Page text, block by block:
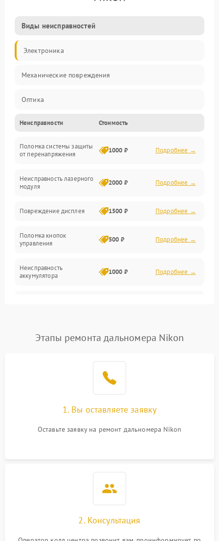
Виды неисправностей
Электроника
Механические повреждения
Оптика
Неисправности Стоимость
Поломка системы защиты
от перенапряжения
1000 ₽ Подробнее →
Неисправность лазерного
модуля
2000 ₽ Подробнее →
Повреждение дисплея 1500 ₽ Подробнее →
Поломка кнопок
управления
500 ₽ Подробнее →
Неисправность
аккумулятора
1000 ₽ Подробнее →
Повреждение проводов Подробнее →
1000 ₽
1000 ₽
Неисправность системы
1000 ₽
Этапы ремонта дальномера Nikon
1. Вы оставляете заявку
Оставьте заявку на ремонт дальномера Nikon
2. Консультация